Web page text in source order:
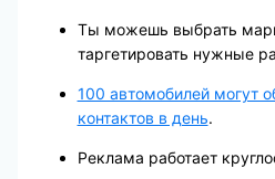
Ты можешь выбрать
таргетировать нужные
100 автомобилей могут
контактов в день.
Реклама работает